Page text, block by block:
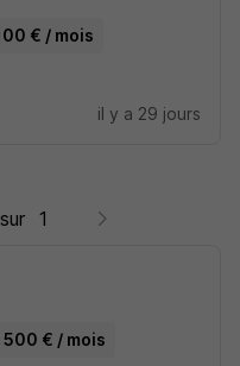
€ / mois
il y a 29 jours
sur 1
500 € / mois